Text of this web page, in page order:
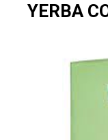
YERBA